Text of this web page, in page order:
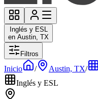
Inglés y ESL
en Austin, TX
Filtros
Inicio / Austin, TX/
Inglés y ESL